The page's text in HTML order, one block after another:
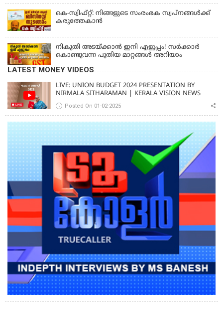
കെ-സ്വിഫ്റ്റ്: നിങ്ങളുടെ സംരംഭക സ്വപ്നങ്ങൾക്ക്
കരുത്തേകാൻ
നികുതി അടയ്ക്കാൻ ഇനി എളുപ്പം! സർക്കാർ
കൊണ്ടുവന്ന പുതിയ മാറ്റങ്ങൾ അറിയാം
LATEST MONEY VIDEOS
LIVE: UNION BUDGET 2024 PRESENTATION BY
NIRMALA SITHARAMAN | KERALA VISION NEWS
Posted On 01-02-2025